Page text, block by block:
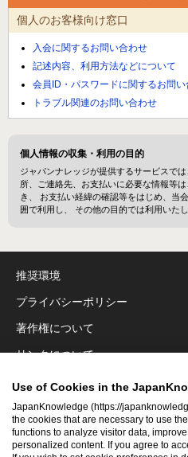
個人のお客様向け窓口
入会に関するお問い合わせ
記述内容、利用方法などについて
会員ID・パスワードに関するお問い
トラブル関連のお問い合わせ
個人情報の収集・利用の目的
ジャパンナレッジが提供するサービスで
所、ご連絡先、お支払いに必要な情報等
き、 お支払い経緯の確認等をはじめ、当
囲で利用し、 その他の目的では利用いたし
推奨環境
プライバシーポリシー
著作権について
リンクについて
免責事項
運営会社
アクセシビリティ対応
Use of Cookies in the
JapanKnowledge (https://
the cookies that are necessary to use
functions to analyze visitor data,
personalized content. If you agree to